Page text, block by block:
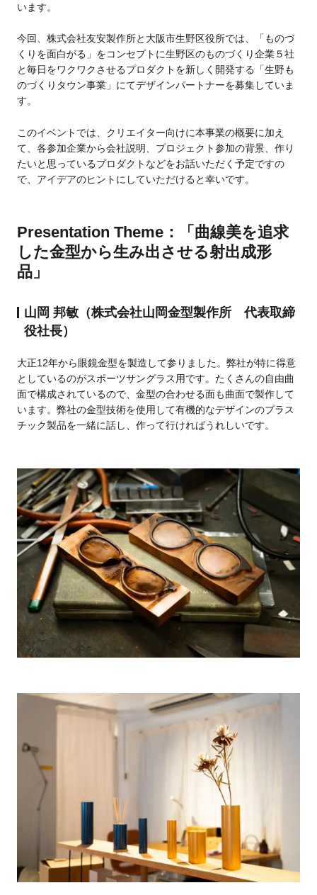
います。
今回、株式会社友安製作所と大阪市生野区役所では、「ものづ
くりを面白がる」をコンセプトに生野区のものづくり企業５社
と毎日をワクワクさせるプロダクトを新しく開発する「生野も
のづくりタウン事業」にてデザインパートナーを募集していま
す。
このイベントでは、クリエイター向けに本事業の概要に加え
て、各参加企業から会社説明、プロジェクト参加の背景、作り
たいと思っているプロダクトなどをお話いただく予定ですの
で、アイデアのヒントにしていただけると幸いです。
Presentation Theme：「曲線美を追求
した金型から生み出させる射出成形
品」
山岡 邦敏（株式会社山岡金型製作所 代表取締
役社長）
大正12年から眼鏡金型を製造して参りました。弊社が特に得意
としているのがスポーツサングラス用です。たくさんの自由曲
面で構成されているので、金型の合わせる面も曲面で製作して
います。弊社の金型技術を使用して有機的なデザインのプラス
チック製品を一緒に話し、作って行ければうれしいです。